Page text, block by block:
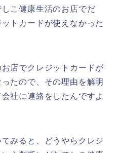
こ健康生活のお店でだ
トカードが使えなかった
店でクレジットカードが
たので、その理由を解明
社に連絡をしたんですよ
みると、どうやらクレジ